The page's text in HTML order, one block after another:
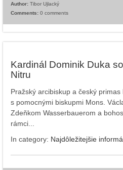
Author: Tibor Ujlacký
Comments: 0 comments
Kardinál Dominik Duka
Nitru
Pražský arcibiskup a český
s pomocnými biskupmi Mons.
Zdeňkom Wasserbauerom a
rámci...
In category: Najdôležitejšie